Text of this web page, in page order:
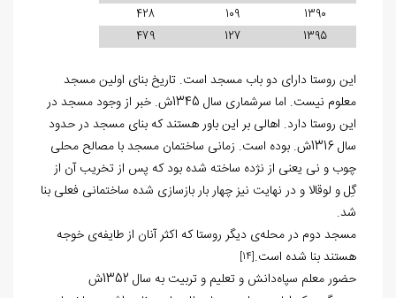
1390
109
428
1395
127
479
این روستا دارای دو باب مسجد است. تاریخ بنای اولین مسجد
معلوم نیست. اما سرشماری سال 1345ش. خبر از وجود مسجد در
این روستا دارد. اهالی بر این باور هستند که بنای مسجد در حدود
سال 1316ش. بوده است. زمانی ساختمان مسجد با مصالح محلی
چوب و نی یعنی از نژده ساخته شده بود که پس از تخریب آن از
گِل و لوقالا و در نهایت نیز چهار بار بازسازی شده ساختمانی فعلی بنا
شد.
مسجد دوم در محله‌ی دیگر روستا که اکثر آنان از طایفه‌ی خوجه
هستند بنا شده است.[14]
حضور معلم سپاه‌دانش و تعلیم و تربیت به سال 1352ش